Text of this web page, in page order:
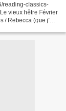
reading-classics-
vieux hêtre Février
/ Rebecca (que j'ai